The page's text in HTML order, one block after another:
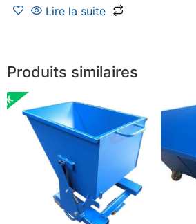
Lire la suite
Produits similaires